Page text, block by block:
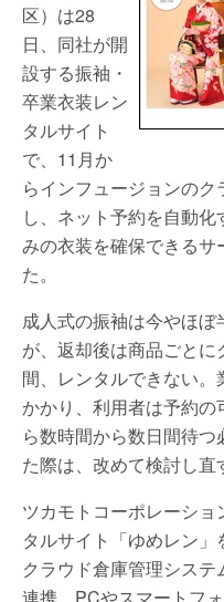
区）は28
日、同社が開
設する振袖・
卒業衣装レン
タルサイト
で、11月か
らインフュージョンの
し、ネット予約を自動
みの衣装を確保できる
た。
成人式の振袖は今やほ
が、返却後は商品ごと
間、レンタルできない
かかり、利用者は予約
ら数時間から数日間待
た際は、改めて検討し直
ツカモトコーポレーシ
タルサイト「ゆめレン
クラウド倉庫管理シス